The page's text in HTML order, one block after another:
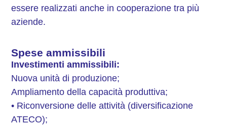
essere realizzati anche in cooperazione tra più
aziende.
Spese ammissibili
Investimenti ammissibili:
Nuova unità di produzione;
Ampliamento della capacità produttiva;
• Riconversione delle attività (diversificazione
ATECO);